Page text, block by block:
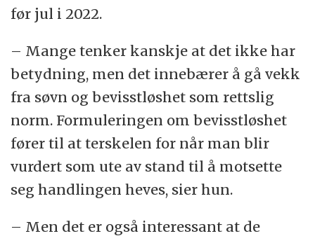
før jul i 2022.
– Mange tenker kanskje at det ikke har
betydning, men det innebærer å gå vekk
fra søvn og bevisstløshet som rettslig
norm. Formuleringen om bevisstløshet
fører til at terskelen for når man blir
vurdert som ute av stand til å motsette
seg handlingen heves, sier hun.
– Men det er også interessant at de